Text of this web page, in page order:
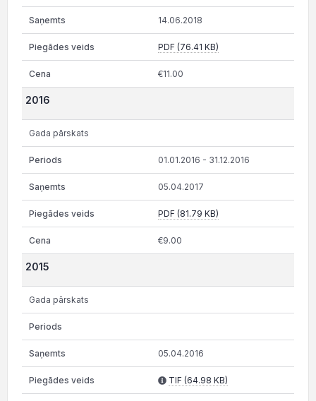
14.06.2018
PDF (76.41 KB)
€11.00
2016
Gada pārskats
01.01.2016 - 31.12.2016
05.04.2017
PDF (81.79 KB)
€9.00
2015
Gada pārskats
05.04.2016
TIF (64.98 KB)